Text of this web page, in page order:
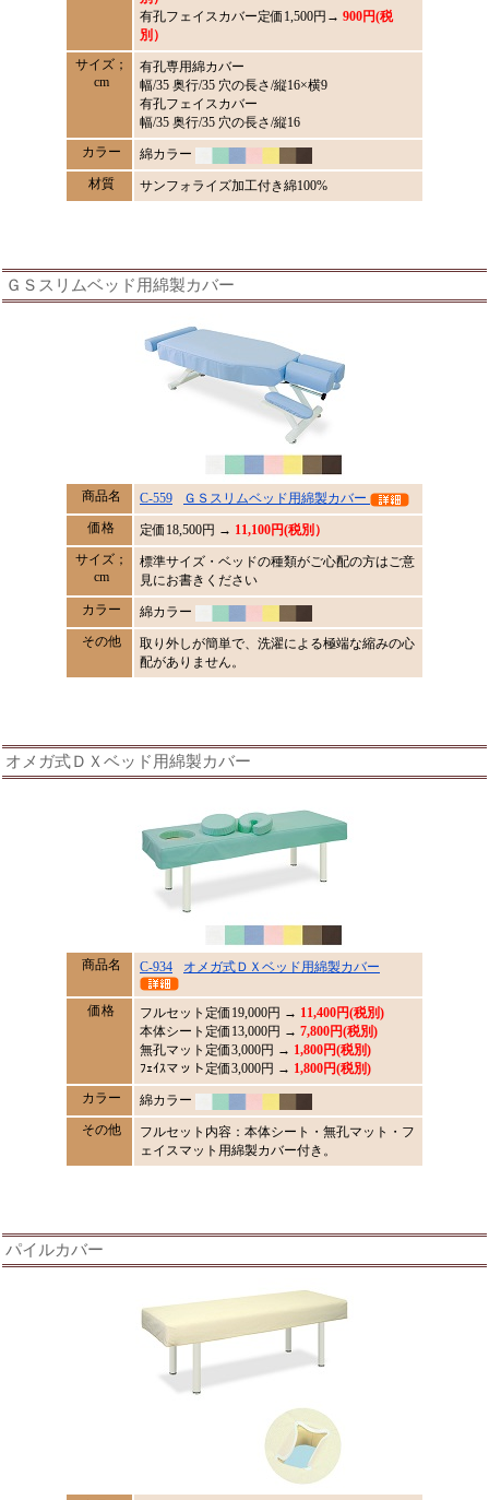
有孔フェイスカバー定価1,500円→ 900円(税
別）
サイズ；
cm
有孔専用綿カバー
幅/35 奥行/35 穴の長さ/縦16×横9
有孔フェイスカバー
幅/35 奥行/35 穴の長さ/縦16
カラー
綿カラー
材質
サンフォライズ加工付き綿100%
ＧＳスリムベッド用綿製カバー
商品名 C-559
ＧＳスリムベッド用綿製カバー
価格
定価 18,500円 → 11,100円(税別）
サイズ；
cm
標準サイズ・ベッドの種類がご心配の方はご意
見にお書きください
カラー
綿カラー
その他
取り外しが簡単で、洗濯による極端な縮みの心
配がありません。
オメガ式ＤＸベッド用綿製カバー
商品名 C-934 オメガ式ＤＸベッド用綿製カバー
価格 フルセット定価 19,000円 → 11,400円(税別)
本体シート定価13,000円 → 7,800円(税別)
無孔マット定価3,000円 → 1,800円(税別)
ﾌｪｲｽマット定価3,000円 → 1,800円(税別)
カラー
綿カラー
その他
フルセット内容：本体シート・無孔マット・フ
ェイスマット用綿製カバー付き。
パイルカバー